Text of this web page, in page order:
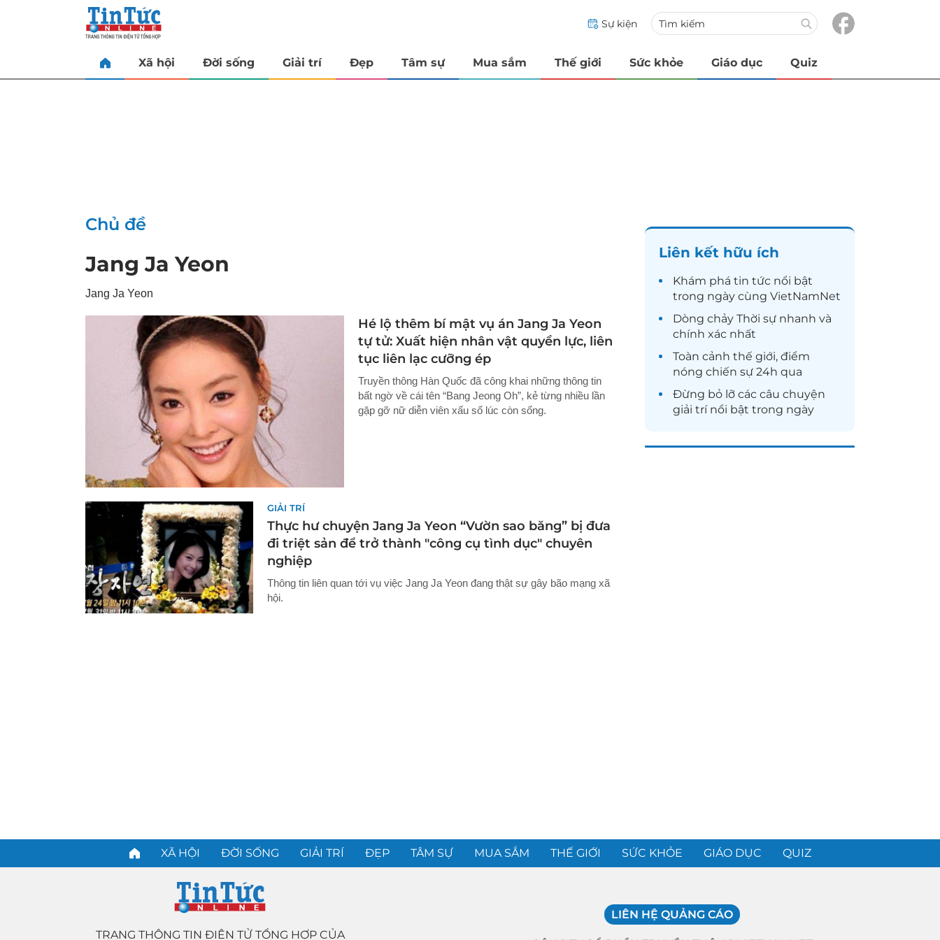
Sự kiện
Xã hội Đời sống Giải trí Đẹp Tâm sự Mua sắm Thế giới Sức khỏe Giáo dục Quiz
Chủ đề
Jang Ja Yeon
Jang Ja Yeon
Hé lộ thêm bí mật vụ án Jang Ja Yeon
tự tử: Xuất hiện nhân vật quyền lực, liên
tục liên lạc cưỡng ép
Truyền thông Hàn Quốc đã công khai những thông tin
bất ngờ về cái tên “Bang Jeong Oh”, kẻ từng nhiều lần
gặp gỡ nữ diễn viên xấu số lúc còn sống.
GIẢI TRÍ
Thực hư chuyện Jang Ja Yeon “Vườn sao băng” bị đưa
đi triệt sản để trở thành "công cụ tình dục" chuyên
nghiệp
Thông tin liên quan tới vụ việc Jang Ja Yeon đang thật sự gây bão mạng xã
hội.
Liên kết hữu ích
Khám phá tin tức nổi bật
trong ngày cùng VietNamNet
Dòng chảy Thời sự nhanh và
chính xác nhất
Toàn cảnh thế giới, điểm
nóng chiến sự 24h qua
Đừng bỏ lỡ các câu chuyện
giải trínổi bật trong ngày
XÃ HỘI ĐỜI SỐNG GIẢI TRÍ ĐẸP TÂM SỰ MUA SẮM THẾ GIỚI SỨC KHỎE GIÁO DỤC QUIZ
TRANG THÔNG TIN ĐIỆN TỬ TỔNG HỢP CỦA
LIÊN HỆ QUẢNG CÁO